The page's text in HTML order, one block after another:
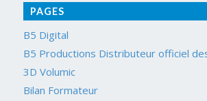
PAGES
B5 Digital
B5 Productions Distributeur officiel
3D Volumic
Bilan Formateur